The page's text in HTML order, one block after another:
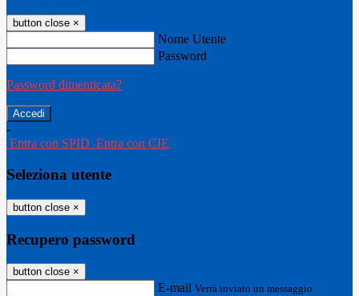
button close ×
Nome Utente
Password
Password dimenticata?
-
Entra con SPID Entra con CIE
Seleziona utente
button close ×
Recupero password
button close ×
E-mail Verrà inviato un messaggio